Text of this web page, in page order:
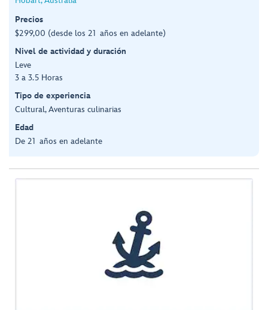
Precios
$299,00 (desde los 21 años en adelante)
Nivel de actividad y duración
Leve
3 a 3.5 Horas
Tipo de experiencia
Cultural, Aventuras culinarias
Edad
De 21 años en adelante